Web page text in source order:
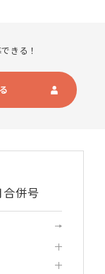
きる！
併号